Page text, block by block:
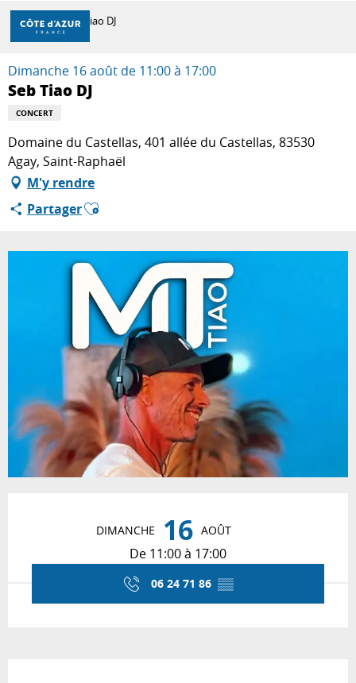
Aller
contenu
principal
DÉCOUVRIR
À FAIRE
SÉJOURNER
Accueil Seb Tiao DJ
Dimanche 16 août de 11:00 à 17:00
Seb Tiao DJ
CONCERT
Domaine du Castellas, 401 allée du Castellas, 83530
Agay, Saint-Raphaël
M'y rendre
PartagerAjouter aux favoris
DIMANCHE 16 AOÛT
De 11:00 à 17:00
06 24 71 86 ▒▒